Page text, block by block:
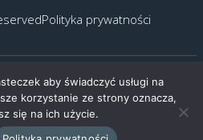
Polityka prywatności
G.Kocyłowski
aby świadczyć usługi na
korzystanie ze strony oznacza,
się na ich użycie.